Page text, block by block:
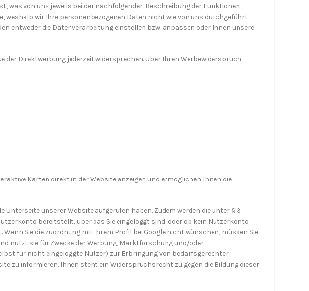
was von uns jeweils bei der nachfolgenden Beschreibung der Funktionen
weshalb wir Ihre personenbezogenen Daten nicht wie von uns durchgeführt
entweder die Datenverarbeitung einstellen bzw. anpassen oder Ihnen unsere
Direktwerbung jederzeit widersprechen. Über Ihren Werbewiderspruch
Karten direkt in der Website anzeigen und ermöglichen Ihnen die
unserer Website aufgerufen haben. Zudem werden die unter § 3
bereitstellt, über das Sie eingeloggt sind, oder ob kein Nutzerkonto
Sie die Zuordnung mit Ihrem Profil bei Google nicht wünschen, müssen Sie
nutzt sie für Zwecke der Werbung, Marktforschung und/oder
für nicht eingeloggte Nutzer) zur Erbringung von bedarfsgerechter
zu informieren. Ihnen steht ein Widerspruchsrecht zu gegen die Bildung dieser